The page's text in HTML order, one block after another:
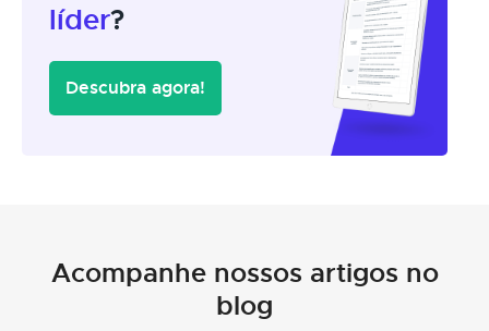
líder?
Descubra agora!
Acompanhe nossos artigos no
blog